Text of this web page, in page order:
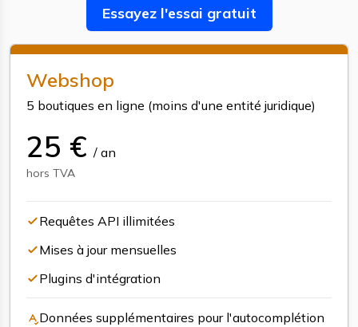
Essayez l'essai gratuit
Webshop
5 boutiques en ligne (moins d'une entité juridique)
25 € / an
hors TVA
Requêtes API illimitées
Mises à jour mensuelles
Plugins d'intégration
Données supplémentaires pour l'autocomplétion